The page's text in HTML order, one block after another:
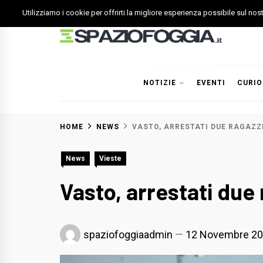
to
NOTIZIE EVENTI
HOME NEWS VASTO, ARRESTATI DUE
News Vieste
Vasto, arrestati due
spaziofoggiaadmin 12 Novembre
Utilizziamo i cookie per offrirti la migliore esperienza possibile sul